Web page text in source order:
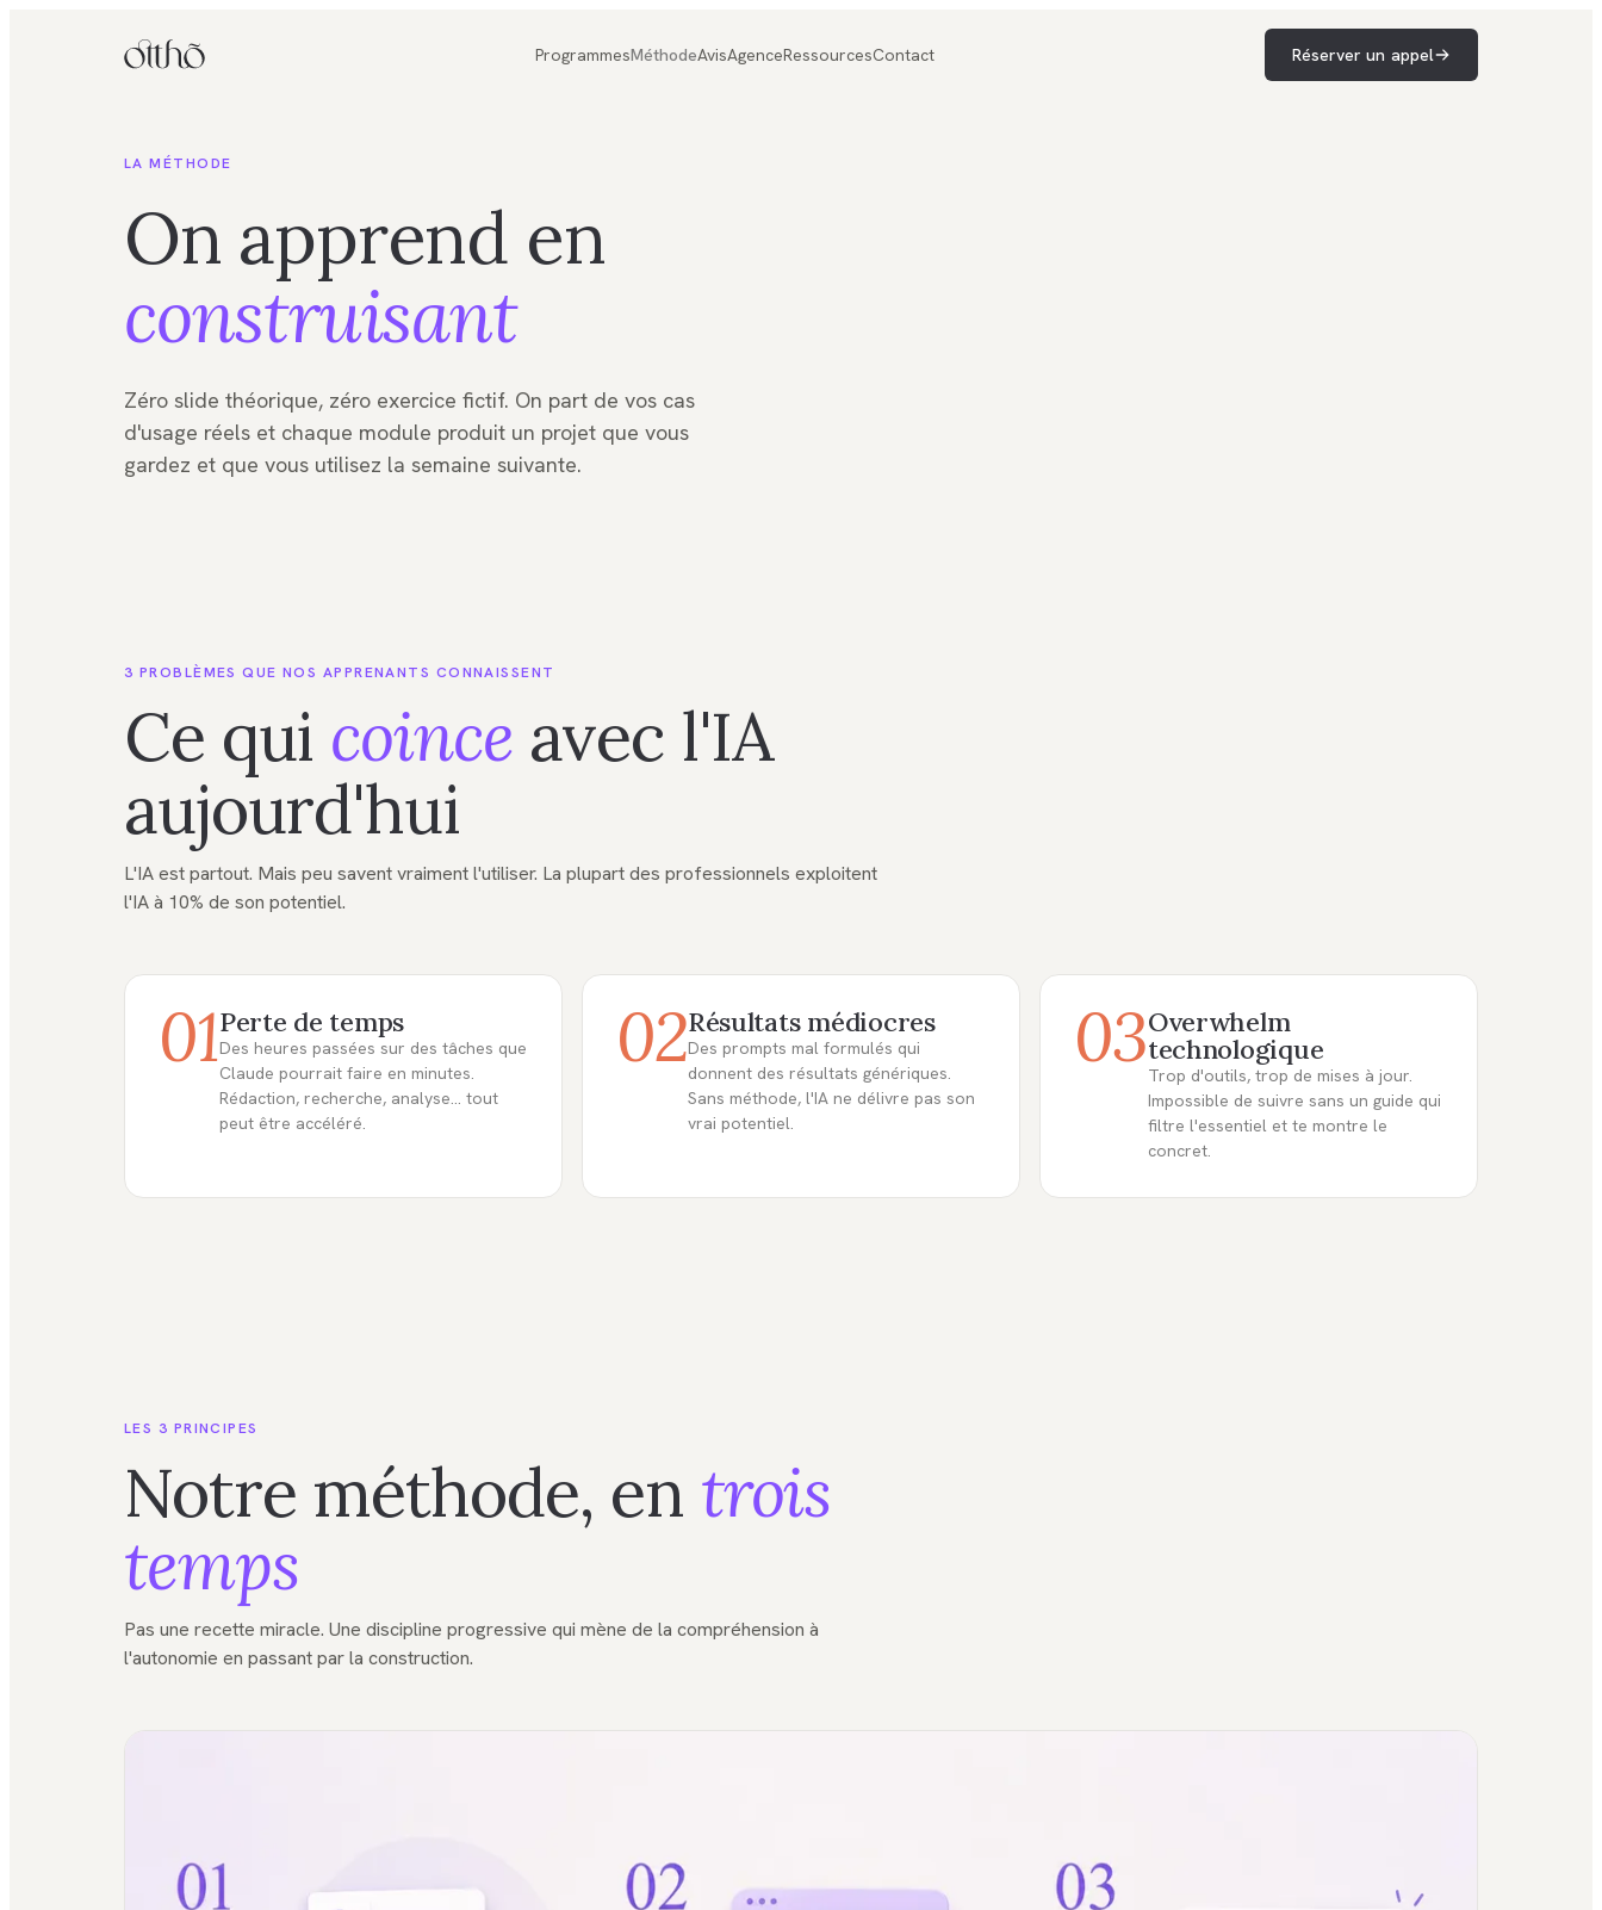
ProgrammesMéthodeAvisAgenceRessourcesContact Réserver un appel
LA MÉTHODE
On apprend en
construisant
Zéro slide théorique, zéro exercice fictif. On part de vos cas
d'usage réels et chaque module produit un projet que vous
gardez et que vous utilisez la semaine suivante.
3 PROBLÈMES QUE NOS APPRENANTS CONNAISSENT
Ce qui coince avec l'IA
aujourd'hui
L'IA est partout. Mais peu savent vraiment l'utiliser. La plupart des professionnels exploitent
l'IA à 10% de son potentiel.
01Perte de temps
Des heures passées sur des tâches que
Claude pourrait faire en minutes.
Rédaction, recherche, analyse... tout
peut être accéléré.
02Résultats médiocres
Des prompts mal formulés qui
donnent des résultats génériques.
Sans méthode, l'IA ne délivre pas son
vrai potentiel.
03Overwhelm
technologique
Trop d'outils, trop de mises à jour.
Impossible de suivre sans un guide qui
filtre l'essentiel et te montre le
concret.
LES 3 PRINCIPES
Notre méthode, en trois
temps
Pas une recette miracle. Une discipline progressive qui mène de la compréhension à
l'autonomie en passant par la construction.